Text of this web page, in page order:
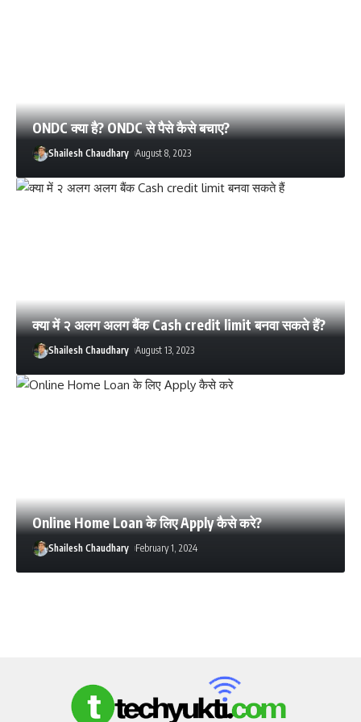
ONDC क्या है? ONDC से पैसे कैसे बचाए?
Shailesh Chaudhary August 8, 2023
क्या में २ अलग अलग बैंक Cash credit limit बनवा सकते हैं?
Shailesh Chaudhary August 13, 2023
Online Home Loan के लिए Apply कैसे करे?
Shailesh Chaudhary February 1, 2024